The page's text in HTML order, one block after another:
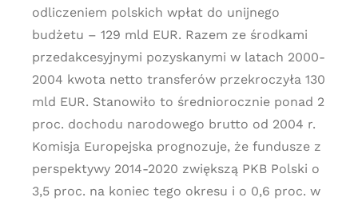
odliczeniem polskich wpłat do unijnego
budżetu – 129 mld EUR. Razem ze środkami
przedakcesyjnymi pozyskanymi w latach 2000-
2004 kwota netto transferów przekroczyła 130
mld EUR. Stanowiło to średniorocznie ponad 2
proc. dochodu narodowego brutto od 2004 r.
Komisja Europejska prognozuje, że fundusze z
perspektywy 2014-2020 zwiększą PKB Polski o
3,5 proc. na koniec tego okresu i o 0,6 proc. w